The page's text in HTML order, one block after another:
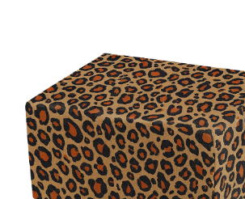
Merken